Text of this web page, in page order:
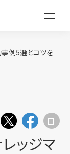
事例5選とコツを
ッジマ